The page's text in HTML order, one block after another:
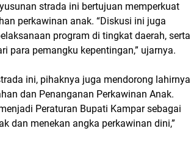
strada ini bertujuan memperkuat
perkawinan anak. “Diskusi ini juga
program di tingkat daerah, serta
para pemangku kepentingan,” ujarnya.
ini, pihaknya juga mendorong lahirnya
dan Penanganan Perkawinan Anak.
Peraturan Bupati Kampar sebagai
dan menekan angka perkawinan dini,”